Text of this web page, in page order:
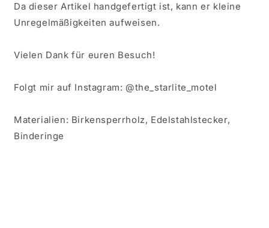
Da dieser Artikel handgefertigt ist, kann er kleine
Unregelmäßigkeiten aufweisen.
Vielen Dank für euren Besuch!
Folgt mir auf Instagram: @the_starlite_motel
Materialien: Birkensperrholz, Edelstahlstecker,
Binderinge